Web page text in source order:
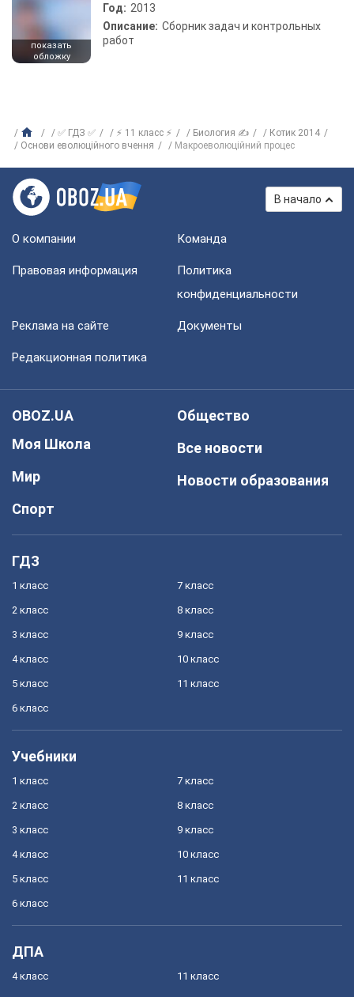
показать
обложку
Год: 2013
Описание: Сборник задач и контрольных
работ
✅ ГДЗ ✅ ⚡ 11 класс ⚡ Биология ✍
Котик 2014
Основи еволюційного вчення
Макроеволюційний процес
В начало
О компании Команда
Правовая информация
Политика
конфиденциальности
Реклама на сайте Документы
Редакционная политика
OBOZ.UA
Моя Школа
Мир
Спорт
Общество
Все новости
Новости образования
ГДЗ
1 класс
2 класс
3 класс
4 класс
5 класс
6 класс
7 класс
8 класс
9 класс
10 класс
11 класс
Учебники
1 класс
2 класс
3 класс
4 класс
5 класс
6 класс
7 класс
8 класс
9 класс
10 класс
11 класс
ДПА
4 класс 11 класс